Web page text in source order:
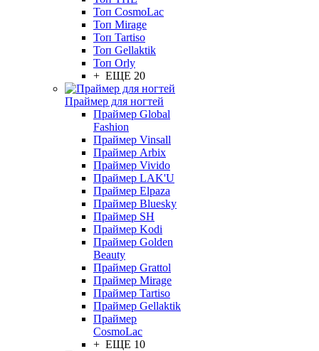
Топ CosmoLac
Топ Mirage
Топ Tartiso
Топ Gellaktik
Топ Orly
+ ЕЩЕ 20
Праймер для ногтей
Праймер Global
Fashion
Праймер Vinsall
Праймер Arbix
Праймер Vivido
Праймер LAK'U
Праймер Elpaza
Праймер Bluesky
Праймер SH
Праймер Kodi
Праймер Golden
Beauty
Праймер Grattol
Праймер Mirage
Праймер Tartiso
Праймер Gellaktik
Праймер
CosmoLac
+ ЕЩЕ 10